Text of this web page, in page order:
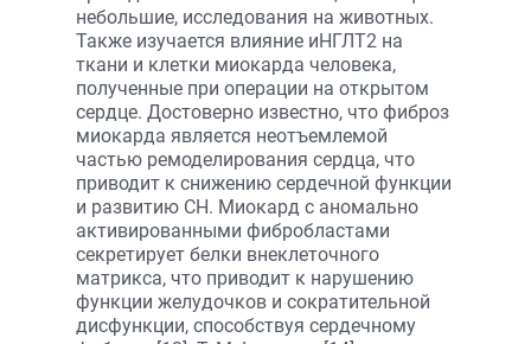
небольшие, исследования на животных.
Также изучается влияние иНГЛТ2 на
ткани и клетки миокарда человека,
полученные при операции на открытом
сердце. Достоверно известно, что фиброз
миокарда является неотъемлемой
частью ремоделирования сердца, что
приводит к снижению сердечной функции
и развитию СН. Миокард с аномально
активированными фибробластами
секретирует белки внеклеточного
матрикса, что приводит к нарушению
функции желудочков и сократительной
дисфункции, способствуя сердечному